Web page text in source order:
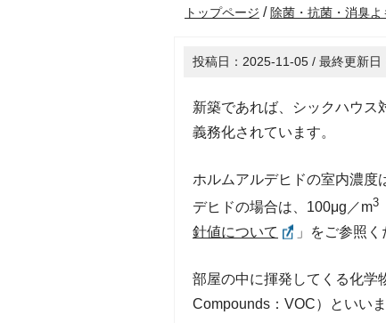
トップページ / 除菌・抗菌・消臭
投稿日： 2025-11-05 / 最終更新日
新築であれば、シックハウス
義務化されています。
ホルムアルデヒドの室内濃度
デヒドの場合は、100μg／m3
針値について
」をご参照く
部屋の中に揮発してくる化学
Compounds：VOC）といいま